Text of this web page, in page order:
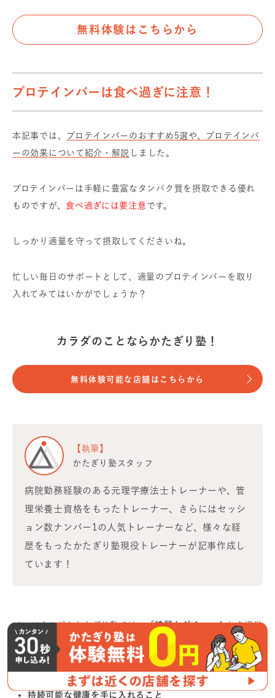
無料体験はこちらから
プロテインバーは食べ過ぎに注意！
本記事では、
プロテインバーのおすすめ5選や、プロテインバ
ーの効果について紹介・解説 しました。
プロテインバーは手軽に豊富なタンパク質を摂取できる優れ
ものですが、食べ過ぎには要注意 です。
しっかり適量を守って摂取してくださいね。
忙しい毎日のサポートとして、適量のプロテインバーを取り
入れてみてはいかがでしょうか？
カラダのことならかたぎり塾！
無料体験可能な店舗はこちらから
【執筆】
かたぎり塾スタッフ
病院勤務経験のある元理学療法士トレーナーや、管
理栄養士資格をもったトレーナー、さらにはセッシ
ョン数ナンバー1の人気トレーナーなど、様々な経
歴をもったかたぎり塾現役トレーナーが記事作成し
ています！
パーソナルジムかたぎり塾では、「綺麗なダイエット」を提供
しています。
理想のシルエットを手に入れること
持続可能な健康を手に入れること